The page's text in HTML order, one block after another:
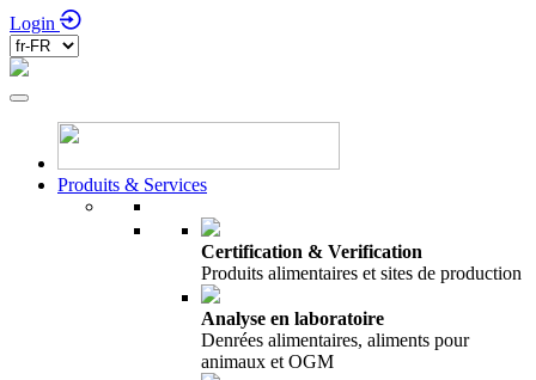
Login
Produits & Services
Certification & Verification
Produits alimentaires et sites de production
Analyse en laboratoire
Denrées alimentaires, aliments pour
animaux et OGM